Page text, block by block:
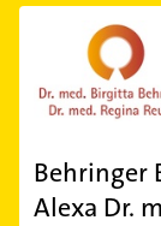
Behringer
Alexa Dr.